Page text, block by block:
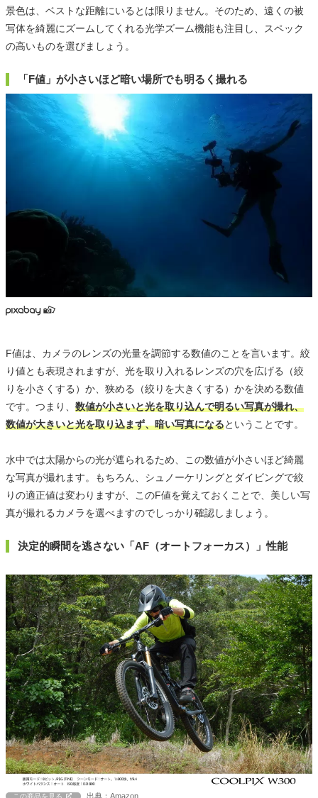
景色は、ベストな距離にいるとは限りません。そのため、遠くの被
写体を綺麗にズームしてくれる光学ズーム機能も注目し、スペック
の高いものを選びましょう。
「F値」が小さいほど暗い場所でも明るく撮れる
F値は、カメラのレンズの光量を調節する数値のことを言います。絞
り値とも表現されますが、光を取り入れるレンズの穴を広げる（絞
りを小さくする）か、狭める（絞りを大きくする）かを決める数値
です。つまり、 数値が小さいと光を取り込んで明るい写真が撮れ、
数値が大きいと光を取り込まず、暗い写真になるということです。
水中では太陽からの光が遮られるため、この数値が小さいほど綺麗
な写真が撮れます。もちろん、シュノーケリングとダイビングで絞
りの適正値は変わりますが、このF値を覚えておくことで、美しい写
真が撮れるカメラを選べますのでしっかり確認しましょう。
決定的瞬間を逃さない「AF（オートフォーカス）」性能
この商品を見る 出典：Amazon